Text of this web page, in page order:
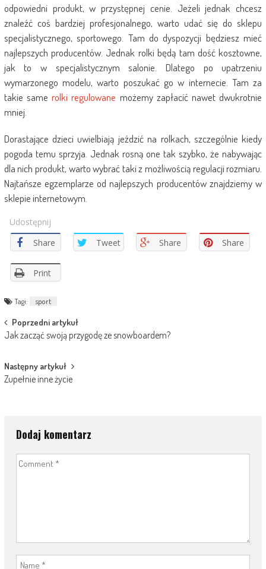
odpowiedni produkt, w przystępnej cenie. Jeżeli jednak chcesz
znaleźć coś bardziej profesjonalnego, warto udać się do sklepu
specjalistycznego, sportowego. Tam do dyspozycji będziesz mieć
najlepszych producentów. Jednak rolki będą tam dość kosztowne,
jak to w specjalistycznym salonie. Dlatego po upatrzeniu
wymarzonego modelu, warto poszukać go w internecie. Tam za
takie samerolki regulowane możemy zapłacić nawet dwukrotnie
mniej.
Dorastające dzieci uwielbiają jeździć na rolkach, szczególnie kiedy
pogoda temu sprzyja. Jednak rosną one tak szybko, że nabywając
dla nich produkt, warto wybrać taki z możliwością regulacji rozmiaru.
Najtańsze egzemplarze od najlepszych producentów znajdziemy w
sklepie internetowym.
Udostępnij
Share
Tweet Share Share
Print
Tagi: sport
Post
navigation
Poprzedni artykuł
Jak zacząć swoją przygodę ze snowboardem?
Następny artykuł
Zupełnie inne życie
Dodaj komentarz